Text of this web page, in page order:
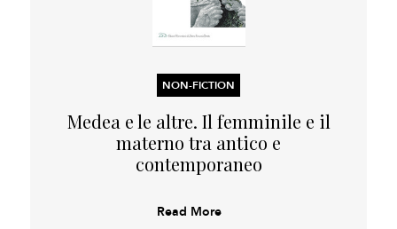
NON-FICTION
Medea e le altre. Il femminile e il
materno tra antico e
contemporaneo
Read More